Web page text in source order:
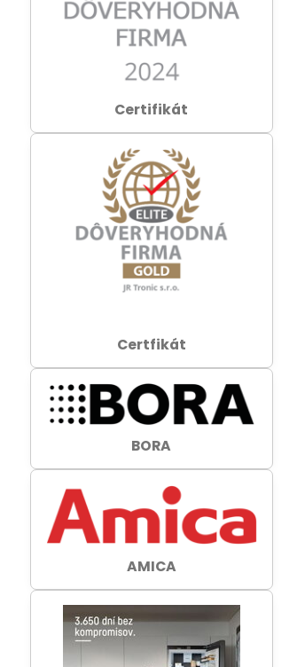
Certifikát
Certfikát
BORA
AMICA